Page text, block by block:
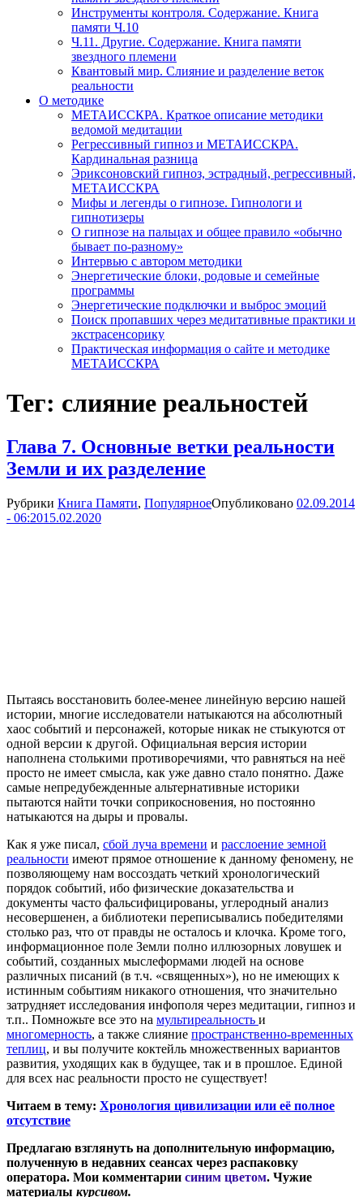
Инструменты контроля. Содержание. Книга
памяти Ч.10
Ч.11. Другие. Содержание. Книга памяти
звездного племени
Квантовый мир. Слияние и разделение веток
реальности
О методике
МЕТАИССКРА. Краткое описание методики
ведомой медитации
Регрессивный гипноз и МЕТАИССКРА.
Кардинальная разница
Эриксоновский гипноз, эстрадный, регрессивный,
МЕТАИССКРА
Мифы и легенды о гипнозе. Гипнологи и
гипнотизеры
О гипнозе на пальцах и общее правило «обычно
бывает по-разному»
Интервью с автором методики
Энергетические блоки, родовые и семейные
программы
Энергетические подключки и выброс эмоций
Поиск пропавших через медитативные практики и
экстрасенсорику
Практическая информация о сайте и методике
МЕТАИССКРА
Тег: слияние реальностей
Глава 7. Основные ветки реальности
Земли и их разделение
Рубрики Книга Памяти, ПопулярноеОпубликовано 02.09.2014
- 06:2015.02.2020
Пытаясь восстановить более-менее линейную версию нашей
истории, многие исследователи натыкаются на абсолютный
хаос событий и персонажей, которые никак не стыкуются от
одной версии к другой. Официальная версия истории
наполнена столькими противоречиями, что равняться на неё
просто не имеет смысла, как уже давно стало понятно. Даже
самые непредубежденные альтернативные историки
пытаются найти точки соприкосновения, но постоянно
натыкаются на дыры и провалы.
Как я уже писал, сбой луча времени и расслоение земной
реальности имеют прямое отношение к данному феномену, не
позволяющему нам воссоздать четкий хронологический
порядок событий, ибо физические доказательства и
документы часто фальсифицированы, углеродный анализ
несовершенен, а библиотеки переписывались победителями
столько раз, что от правды не осталось и клочка. Кроме того,
информационное поле Земли полно иллюзорных ловушек и
событий, созданных мыслеформами людей на основе
различных писаний (в т.ч. «священных»), но не имеющих к
истинным событиям никакого отношения, что значительно
затрудняет исследования инфополя через медитации, гипноз и
т.п.. Помножьте все это на мультиреальность и
многомерность, а также слияние пространственно-временных
теплиц, и вы получите коктейль множественных вариантов
развития, уходящих как в будущее, так и в прошлое. Единой
для всех нас реальности просто не существует!
Читаем в тему: Хронология цивилизации или её полное
отсутствие
Предлагаю взглянуть на дополнительную информацию,
полученную в недавних сеансах через распаковку
оператора. Мои комментарии синим цветом. Чужие
материалы курсивом.